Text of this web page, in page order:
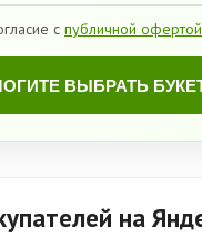
с публичной офертой
ВЫБРАТЬ
на